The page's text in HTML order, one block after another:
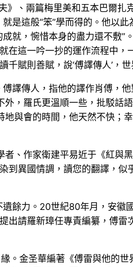
》、兩篇梅里美和五本巴爾
是這般“笨”學而得的。他以
就，惋惜本身的盡力還不敷
在這一吟一抄的運作流程中
賦則善賦，說‘傅譯傳人’，
譯傳人，指他的譯作肖傅，
，羅氏更溫順一些，批駁話
與會的時間，他天然不快；
、作家衛建平易近于《紅與
到異國情調，讀您的翻譯，
餘力。20世紀80年月，安
出請羅新璋任專責編纂，傅
。金圣華編著《傅雷與他的